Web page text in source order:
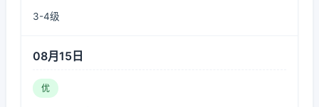
3-4级
08月15日
优